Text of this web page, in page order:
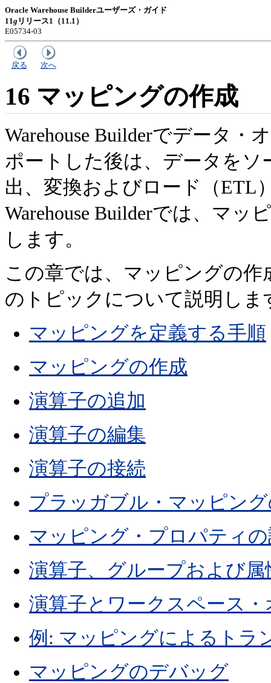
Oracle Warehouse Builderユーザーズ・ガイド
11g リリース1（11.1）
E05734-03
戻る 次へ
16 マッピングの作成
Warehouse Builderでデータ
ポートした後は、データを
出、変換およびロード（ETL
Warehouse Builderでは、マ
します。
この章では、マッピングの
のトピックについて説明しま
マッピングを定義する手順
マッピングの作成
演算子の追加
演算子の編集
演算子の接続
プラッガブル・マッピン
マッピング・プロパティ
演算子、グループおよび
演算子とワークスペース
例: マッピングによるトラ
マッピングのデバッグ